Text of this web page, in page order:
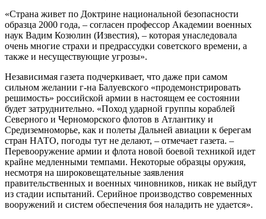
«Страна живет по Доктрине национальной безопасности
образца 2000 года, – согласен профессор Академии военных
наук Вадим Козюлин (Известия), – которая унаследовала
очень многие страхи и предрассудки советского времени, а
также и несуществующие угрозы».
Независимая газета подчеркивает, что даже при самом
сильном желании г-на Балуевского «продемонстрировать
решимость» российской армии в настоящем ее состоянии
будет затруднительно. «Поход ударной группы кораблей
Северного и Черноморского флотов в Атлантику и
Средиземноморье, как и полеты Дальней авиации к берегам
стран НАТО, погоды тут не делают, – отмечает газета. –
Перевооружение армии и флота новой боевой техникой идет
крайне медленными темпами. Некоторые образцы оружия,
несмотря на широковещательные заявления
правительственных и военных чиновников, никак не выйдут
из стадии испытаний. Серийное производство современных
вооружений и систем обеспечения боя наладить не удается».